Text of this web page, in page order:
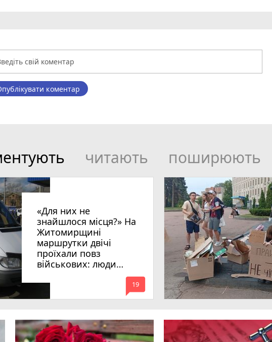
коментар
читають поширюють
«Для них не
знайшлося місця?» На
Житомирщині
маршрутки двічі
проїхали повз
військових: люди
вимагають покарати
винних
mode_comment
19